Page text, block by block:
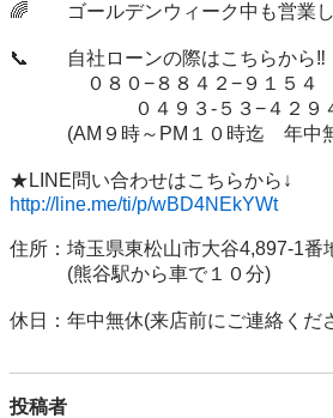
🌈　　ゴールデンウィーク中も営業
📞　　自社ローンの際はこちらから‼️
０８０−８８４２−９１５４
(AM９時～PM１０時迄　年中
http://line.me/ti/p/wBD4NEkYWt
住所：埼玉県東松山市大谷4,897‐1番
(熊谷駅から車で１０分)
投稿者